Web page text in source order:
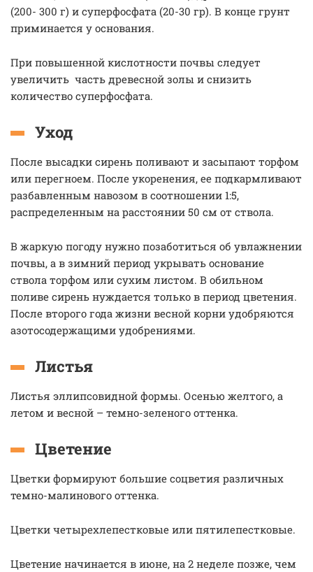
(200- 300 г) и суперфосфата (20-30 гр). В конце грунт
приминается у основания.
При повышенной кислотности почвы следует
увеличить часть древесной золы и снизить
количество суперфосфата.
Уход
После высадки сирень поливают и засыпают торфом
или перегноем. После укоренения, ее подкармливают
разбавленным навозом в соотношении 1:5,
распределенным на расстоянии 50 см от ствола.
В жаркую погоду нужно позаботиться об увлажнении
почвы, а в зимний период укрывать основание
ствола торфом или сухим листом. В обильном
поливе сирень нуждается только в период цветения.
После второго года жизни весной корни удобряются
азотосодержащими удобрениями.
Листья
Листья эллипсовидной формы. Осенью желтого, а
летом и весной – темно-зеленого оттенка.
Цветение
Цветки формируют большие соцветия различных
темно-малинового оттенка.
Цветки четырехлепестковые или пятилепестковые.
Цветение начинается в июне, на 2 неделе позже, чем